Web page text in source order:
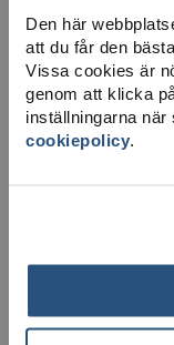
Den här
att du får den
Vissa cookies är
genom att klicka
inställningarna när
cookiepolicy.